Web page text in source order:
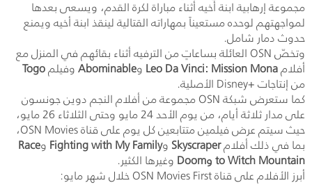
مجموعة إرهابية ابنة أخيه أثناء مباراة لكرة القدم، ويسعى بعدها
لمواجهتهم لوحده مستعيناً بمهاراته القتالية لينقذ ابنة أخيه ويمنع
حدوث دمار شامل.
وتخصّOSNالعائلة بساعاتٍ من الترفيه أثناء بقائهم في المنزل مع
أفلامLeo Da Vinci: Mission MonaوAbominableوفيلمTogo
من إنتاجاتDisney+الأصلية.
كما ستعرض شبكةOSNمجموعة من أفلام النجم دوين جونسون
على مدار ثلاثة أيام، من يوم الأحد 24 مايو وحتى الثلاثاء 26 مايو،
حيث سيتم عرض فيلمين متتابعين كل يوم على قناةOSN Movies،
بما في ذلك أفلامSkyscraperوFighting with My FamilyوRace
to Witch MountainوDoomوغيرها الكثير.
أبرز الأفلام على قناةOSN Movies Firstخلال شهر مايو: